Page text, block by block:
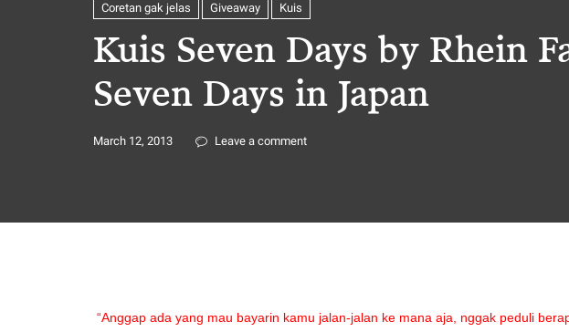
Coretan gak jelas Giveaway Kuis
Kuis Seven Days by Rhein
Seven Days in Japan
March 12, 2013 Leave a comment
“Anggap ada yang mau bayarin kamu jalan-jalan ke mana aja, nggak peduli